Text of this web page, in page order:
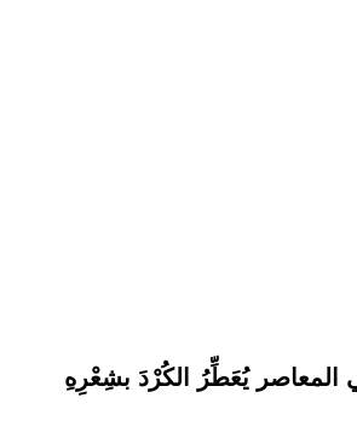
المعاصر يُعَطِّرُ الكُرْدَ بشِعْرِهِ